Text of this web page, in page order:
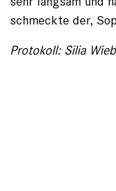
schmeckte ­der,
Protokoll: Silia